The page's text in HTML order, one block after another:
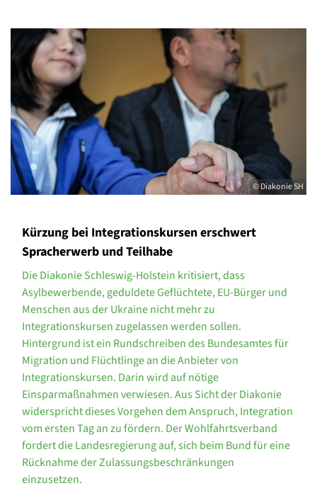
© Diakonie SH
Kürzung bei Integrationskursen erschwert
Spracherwerb und Teilhabe
Die Diakonie Schleswig-Holstein kritisiert, dass
Asylbewerbende, geduldete Geflüchtete, EU-Bürger und
Menschen aus der Ukraine nicht mehr zu
Integrationskursen zugelassen werden sollen.
Hintergrund ist ein Rundschreiben des Bundesamtes für
Migration und Flüchtlinge an die Anbieter von
Integrationskursen. Darin wird auf nötige
Einsparmaßnahmen verwiesen. Aus Sicht der Diakonie
widerspricht dieses Vorgehen dem Anspruch, Integration
vom ersten Tag an zu fördern. Der Wohlfahrtsverband
fordert die Landesregierung auf, sich beim Bund für eine
Rücknahme der Zulassungsbeschränkungen
einzusetzen.